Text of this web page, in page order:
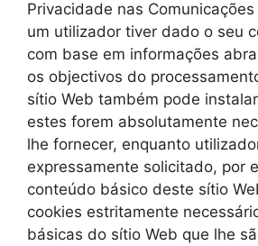
Privacidade nas
um utilizador tiver dado o seu
com base em informações
os objectivos do
sítio Web também pode
estes forem absolutamente
lhe fornecer, enquanto
expressamente solicitado, por
conteúdo básico deste sítio
cookies estritamente
básicas do sítio Web que lhe